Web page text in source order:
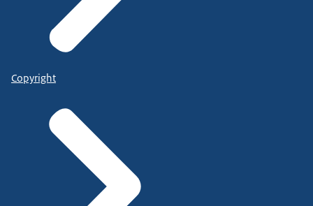
Copyright